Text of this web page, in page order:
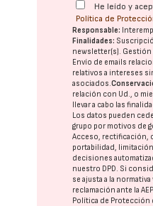
He leído y
Política de
Responsable:
Finalidades:
newsletter(s). Gestión
Envío de emails
relativos a intereses
asociados.
relación con Ud., o
llevar a cabo las
Los datos pueden
grupo por motivos de
Acceso, rectificación,
portabilidad,
decisiones
nuestro DPD. Si
se ajusta a la
reclamación ante la
Política de Protección